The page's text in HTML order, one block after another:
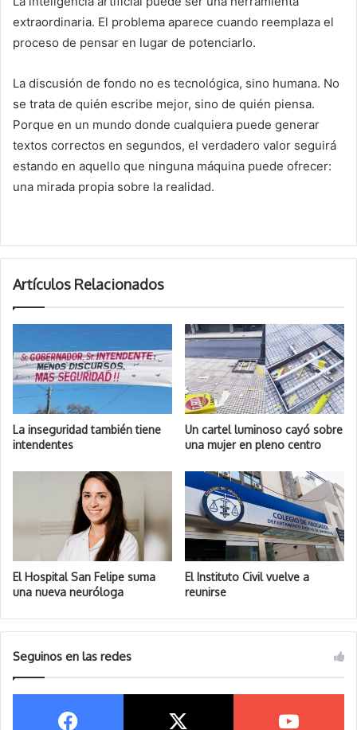
extraordinaria. El problema aparece cuando reemplaza el
proceso de pensar en lugar de potenciarlo.
La discusión de fondo no es tecnológica, sino humana. No
se trata de quién escribe mejor, sino de quién piensa.
Porque en un mundo donde cualquiera puede generar
textos correctos en segundos, el verdadero valor seguirá
estando en aquello que ninguna máquina puede ofrecer:
una mirada propia sobre la realidad.
Artículos Relacionados
La inseguridad también tiene
intendentes
Un cartel luminoso cayó sobre
una mujer en pleno centro
El Hospital San Felipe suma
una nueva neuróloga
El Instituto Civil vuelve a
reunirse
Seguinos en las redes